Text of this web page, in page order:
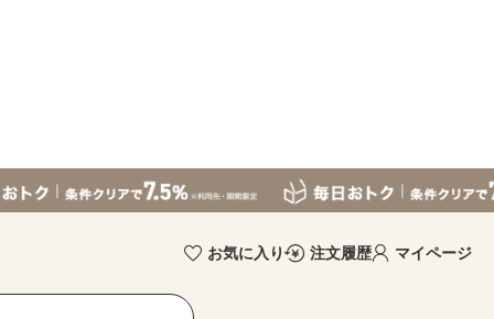
お気に入り 注文履歴 マイページ